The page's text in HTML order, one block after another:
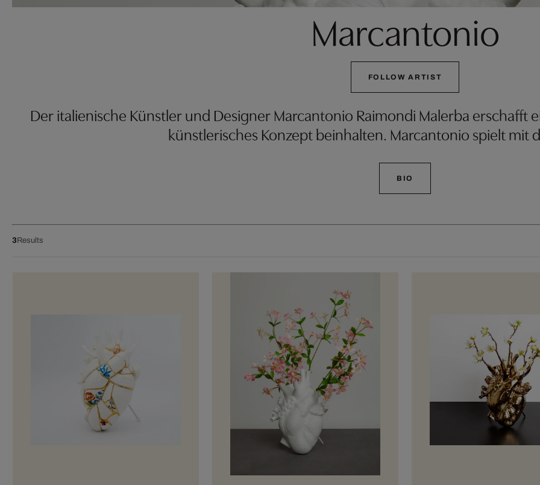
Marcantonio
FOLLOW ARTIST
Der italienische Künstler und Designer Marcantonio Raimondi Malerba erschafft
künstlerisches Konzept beinhalten. Marcantonio spielt mit
BIO
3 Results